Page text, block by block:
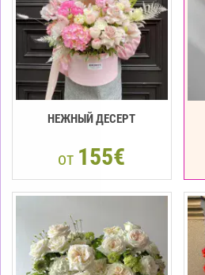
НЕЖНЫЙ ДЕСЕРТ
от 155€